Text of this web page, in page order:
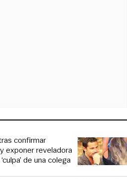
confirmar
exponer reveladora
de una colega